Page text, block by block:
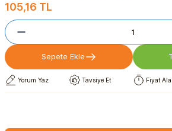
105,16 TL
Sepete Ekle
Yorum Yaz Tavsiye Et Fiyat